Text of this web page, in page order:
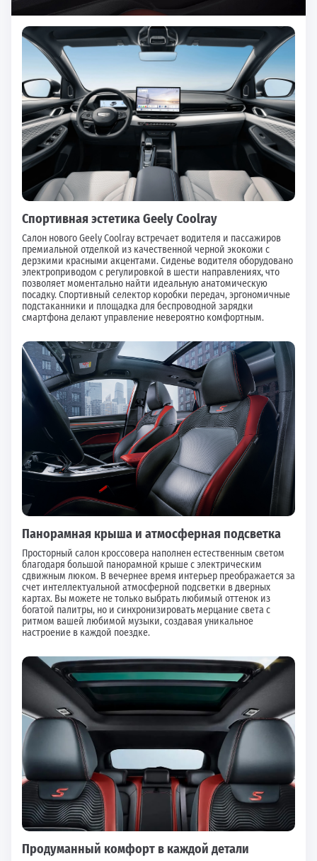
Спортивная эстетика Geely Coolray
Салон нового Geely Coolray встречает водителя и пассажиров
премиальной отделкой из качественной черной экокожи с
дерзкими красными акцентами. Сиденье водителя оборудовано
электроприводом с регулировкой в шести направлениях, что
позволяет моментально найти идеальную анатомическую
посадку. Спортивный селектор коробки передач, эргономичные
подстаканники и площадка для беспроводной зарядки
смартфона делают управление невероятно комфортным.
Панорамная крыша и атмосферная подсветка
Просторный салон кроссовера наполнен естественным светом
благодаря большой панорамной крыше с электрическим
сдвижным люком. В вечернее время интерьер преображается за
счет интеллектуальной атмосферной подсветки в дверных
картах. Вы можете не только выбрать любимый оттенок из
богатой палитры, но и синхронизировать мерцание света с
ритмом вашей любимой музыки, создавая уникальное
настроение в каждой поездке.
Продуманный комфорт в каждой детали